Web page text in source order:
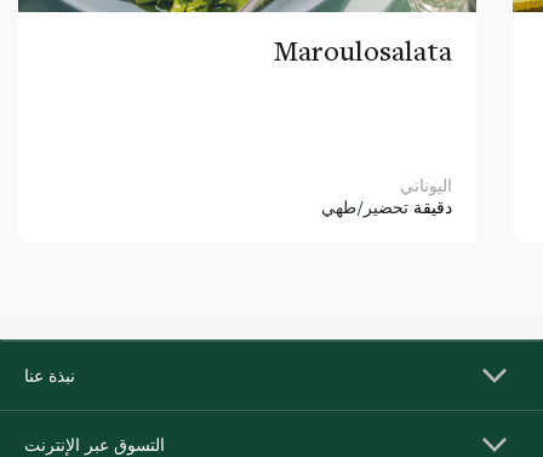
Maroulosalata
اليوناني
دقيقة تحضير/طهي
نبذة عنا
التسوق عبر الإنترنت